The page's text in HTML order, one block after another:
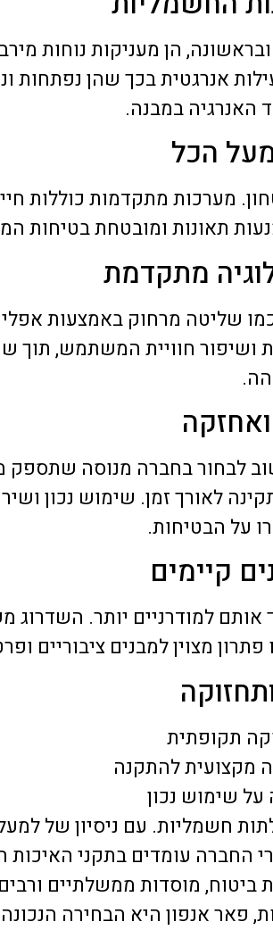
הן מעניקות נוחות
אנרגטית בכך שהן נפתחות
האנרגיה במבנה.
הכל
מערכות מתקדמות כוללות
תאונות ומובטחת בטיחות
מתקדמת
שליטה מרחוק באמצעות
ושיפור חוויית המשתמש, תוך
לבחור בחברה מנוסה שתספק
לאורך זמן. שימוש נכון
על הבטיחות.
קיימים
אותם למודרניים יותר.
מצוין למבנים ציבוריים
תקופתית
מקצועית להתקנה
שימוש נכון
החברה עומדים בתקני האיכות
ביטוח, מוסדות ממשלתיים
פאר אנפון היא הבחירה
החברה
סאלי רחמים